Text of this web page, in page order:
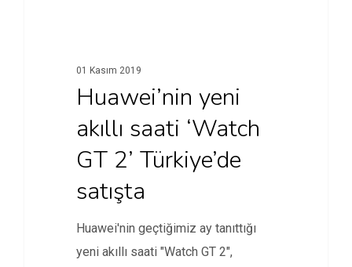
01 Kasım 2019
Huawei’nin yeni
akıllı saati ‘Watch
GT 2’ Türkiye’de
satışta
Huawei'nin geçtiğimiz ay tanıttığı
yeni akıllı saati "Watch GT 2",